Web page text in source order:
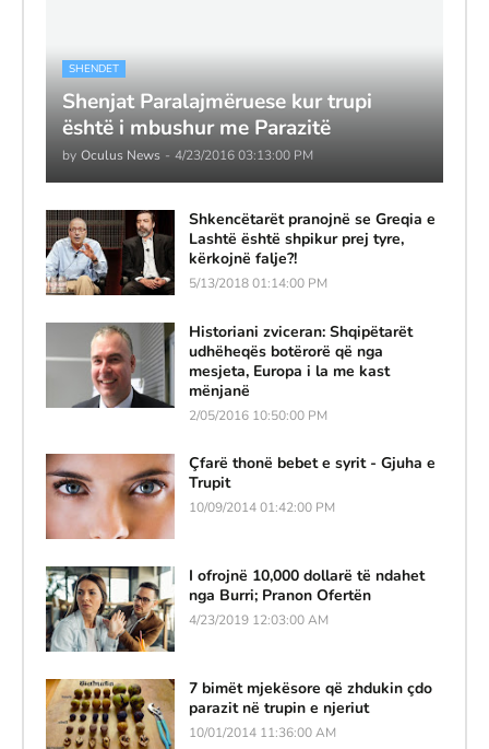
SHENDET
Shenjat Paralajmëruese kur trupi
është i mbushur me Parazitë
by Oculus News - 4/23/2016 03:13:00 PM
Shkencëtarët pranojnë se Greqia e
Lashtë është shpikur prej tyre,
kërkojnë falje?!
5/13/2018 01:14:00 PM
Historiani zviceran: Shqipëtarët
udhëheqës botërorë që nga
mesjeta, Europa i la me kast
mënjanë
2/05/2016 10:50:00 PM
Çfarë thonë bebet e syrit - Gjuha e
Trupit
10/09/2014 01:42:00 PM
I ofrojnë 10,000 dollarë të ndahet
nga Burri; Pranon Ofertën
4/23/2019 12:03:00 AM
7 bimët mjekësore që zhdukin çdo
parazit në trupin e njeriut
10/01/2014 11:36:00 AM